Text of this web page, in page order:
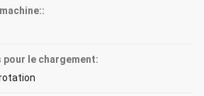
pour le chargement: